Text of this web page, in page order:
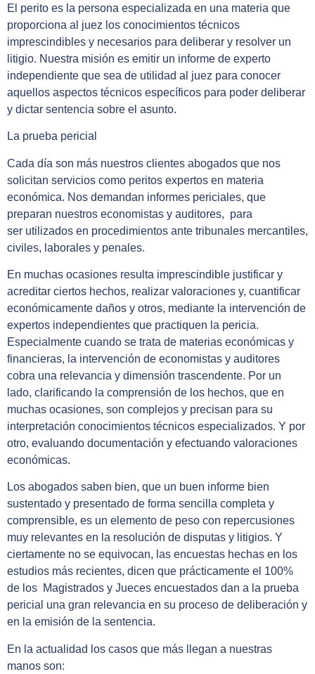
El perito es la persona especializada en una materia que
proporciona al juez los conocimientos técnicos
imprescindibles y necesarios para deliberar y resolver un
litigio. Nuestra misión es emitir un informe de experto
independiente que sea de utilidad al juez para conocer
aquellos aspectos técnicos específicos para poder deliberar
y dictar sentencia sobre el asunto.
La prueba pericial
Cada día son más nuestros clientes abogados que nos
solicitan servicios como peritos expertos en materia
económica. Nos demandan informes periciales, que
preparan nuestros economistas y auditores, para
ser utilizados en procedimientos ante tribunales mercantiles,
civiles, laborales y penales.
En muchas ocasiones resulta imprescindible justificar y
acreditar ciertos hechos, realizar valoraciones y, cuantificar
económicamente daños y otros, mediante la intervención de
expertos independientes que practiquen la pericia.
Especialmente cuando se trata de materias económicas y
financieras, la intervención de economistas y auditores
cobra una relevancia y dimensión trascendente. Por un
lado, clarificando la comprensión de los hechos, que en
muchas ocasiones, son complejos y precisan para su
interpretación conocimientos técnicos especializados. Y por
otro, evaluando documentación y efectuando valoraciones
económicas.
Los abogados saben bien, que un buen informe bien
sustentado y presentado de forma sencilla completa y
comprensible, es un elemento de peso con repercusiones
muy relevantes en la resolución de disputas y litigios. Y
ciertamente no se equivocan, las encuestas hechas en los
estudios más recientes, dicen que prácticamente el 100%
de los Magistrados y Jueces encuestados dan a la prueba
pericial una gran relevancia en su proceso de deliberación y
en la emisión de la sentencia.
En la actualidad los casos que más llegan a nuestras
manos son: